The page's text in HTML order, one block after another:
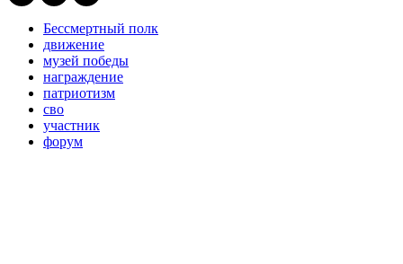
Бессмертный полк
движение
музей победы
награждение
патриотизм
сво
участник
форум